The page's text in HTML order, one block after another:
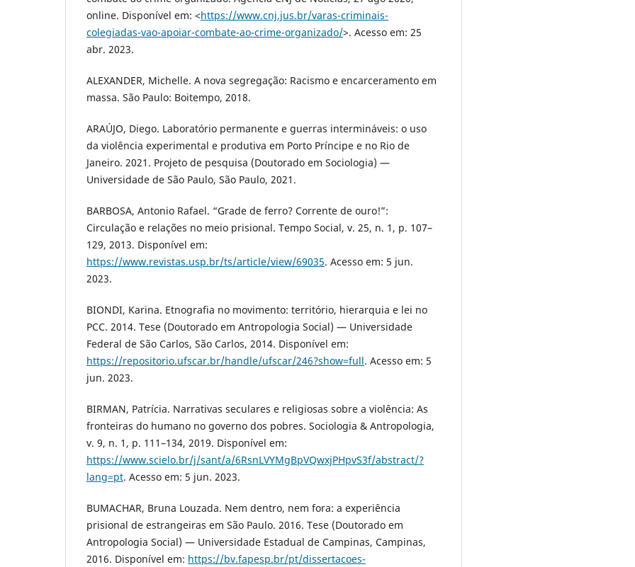
online. Disponível em: <https://www.cnj.jus.br/varas-criminais-
colegiadas-vao-apoiar-combate-ao-crime-organizado/>. Acesso em: 25
abr. 2023.
ALEXANDER, Michelle. A nova segregação: Racismo e encarceramento em
massa. São Paulo: Boitempo, 2018.
ARAÚJO, Diego. Laboratório permanente e guerras intermináveis: o uso
da violência experimental e produtiva em Porto Príncipe e no Rio de
Janeiro. 2021. Projeto de pesquisa (Doutorado em Sociologia) —
Universidade de São Paulo, São Paulo, 2021.
BARBOSA, Antonio Rafael. “Grade de ferro? Corrente de ouro!”:
Circulação e relações no meio prisional. Tempo Social, v. 25, n. 1, p. 107–
129, 2013. Disponível em:
https://www.revistas.usp.br/ts/article/view/69035. Acesso em: 5 jun.
2023.
BIONDI, Karina. Etnografia no movimento: território, hierarquia e lei no
PCC. 2014. Tese (Doutorado em Antropologia Social) — Universidade
Federal de São Carlos, São Carlos, 2014. Disponível em:
https://repositorio.ufscar.br/handle/ufscar/246?show=full. Acesso em: 5
jun. 2023.
BIRMAN, Patrícia. Narrativas seculares e religiosas sobre a violência: As
fronteiras do humano no governo dos pobres. Sociologia & Antropologia,
v. 9, n. 1, p. 111–134, 2019. Disponível em:
https://www.scielo.br/j/sant/a/6RsnLVYMgBpVQwxjPHpvS3f/abstract/?
lang=pt. Acesso em: 5 jun. 2023.
BUMACHAR, Bruna Louzada. Nem dentro, nem fora: a experiência
prisional de estrangeiras em São Paulo. 2016. Tese (Doutorado em
Antropologia Social) — Universidade Estadual de Campinas, Campinas,
2016. Disponível em: https://bv.fapesp.br/pt/dissertacoes-